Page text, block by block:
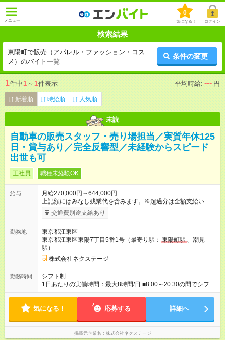
メニュー
0
気になる！ ログイン
検索結果
東陽町で販売（アパレル・ファッション・コス
メ）のバイト一覧
条件の変更
1件中1 ～ 1件表示 平均時給: --- 円
新着順 時給順 人気順
未読
自動車の販売スタッフ・売り場担当／実質年休125
日・賞与あり／完全反響型／未経験からスピード
出世も可
正社員 職種未経験OK
給与
月給270,000円～644,000円
上記額にはみなし残業代を含みます。※超過分は全額支給いたし
ます。 みなし残業代 59,000円／月 みなし残業時間 29時間／月
※スキル・能力等を考慮の上決定します。 ＼★ご希望の働き方
ーバル型（全国転勤あり） 月収32万円～64万4，000円 ※グロ
ーバル手当4万1，000円／月を含みます。 ■中域型（エリア内勤
務：県を跨ぐ転勤あり・転居は応相談） 月収29万円～60万7，
000円 ■地域限定型（転居を伴う転勤なし：通勤可能な範囲の
み） 月収270万～58万3，000円 【 昇給・賞与 】 ■昇給：年1
回 ■賞与：通常賞与/年4回＋チーム賞与/年2回（☆あなたの活躍
に合わせて支給！※規定あり） 【試用期間】試用期間あり 試用
交通費別途支給あり
勤務地
東京都江東区
東京都江東区東陽7丁目5番1号（最寄り駅： 東陽町駅 、潮見
駅）
株式会社ネクステージ
勤務時間
シフト制
1日あたりの実働時間：最大8時間/日 ■8:00～20:30の間でシフト
制（実働8h／休憩60分） ※9:30～18:30（メイン時間帯）を軸
業が少なめなので、仕事終わりの趣味や家族と過ごす時間もた
気になる！ 応募する 詳細へ
掲載元企業名 株式会社ネクステージ